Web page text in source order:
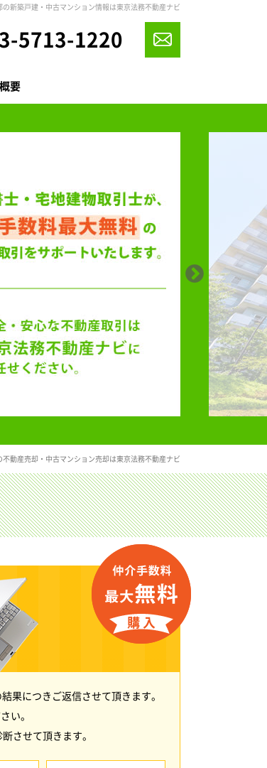
新築戸建・中古マンション情報は東京法務不動産ナビ
5713-1220
要
動産売却・中古マンション売却は東京法務不動産ナビ
果につきご返信させて頂きます。
い。
させて頂きます。